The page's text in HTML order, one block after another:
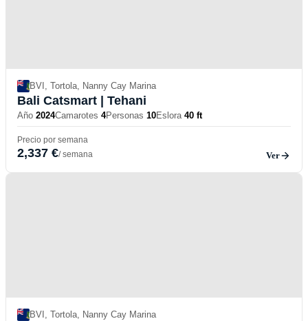
BVI, Tortola, Nanny Cay Marina
Bali Catsmart | Tehani
Año 2024Camarotes 4Personas 10Eslora 40 ft
Precio por semana
2,337 €/ semana Ver
BVI, Tortola, Nanny Cay Marina